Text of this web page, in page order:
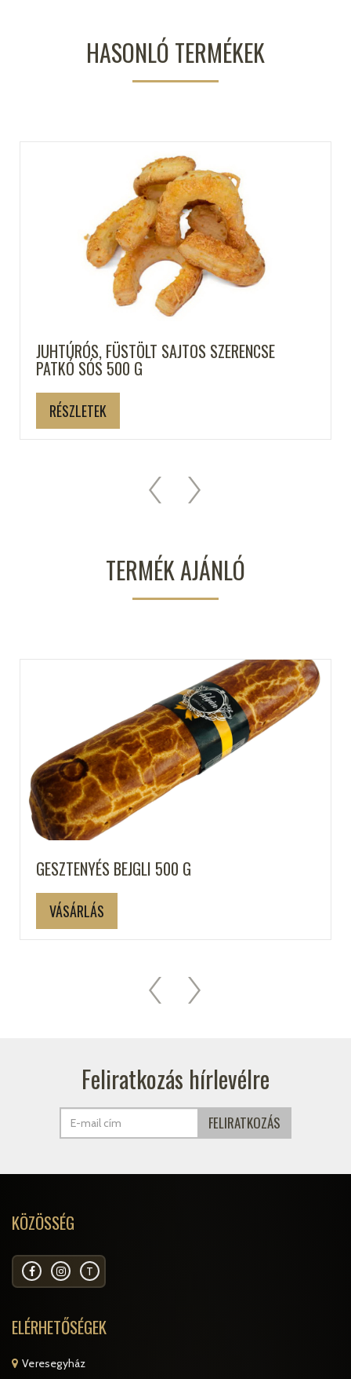
HASONLÓ TERMÉKEK
JUHTÚRÓS, FÜSTÖLT SAJTOS SZERENCSE
PATKÓ SÓS 500 G
RÉSZLETEK
TERMÉK AJÁNLÓ
GESZTENYÉS BEJGLI 500 G
VÁSÁRLÁS
Feliratkozás hírlevélre
KÖZÖSSÉG
T
ELÉRHETŐSÉGEK
Veresegyház